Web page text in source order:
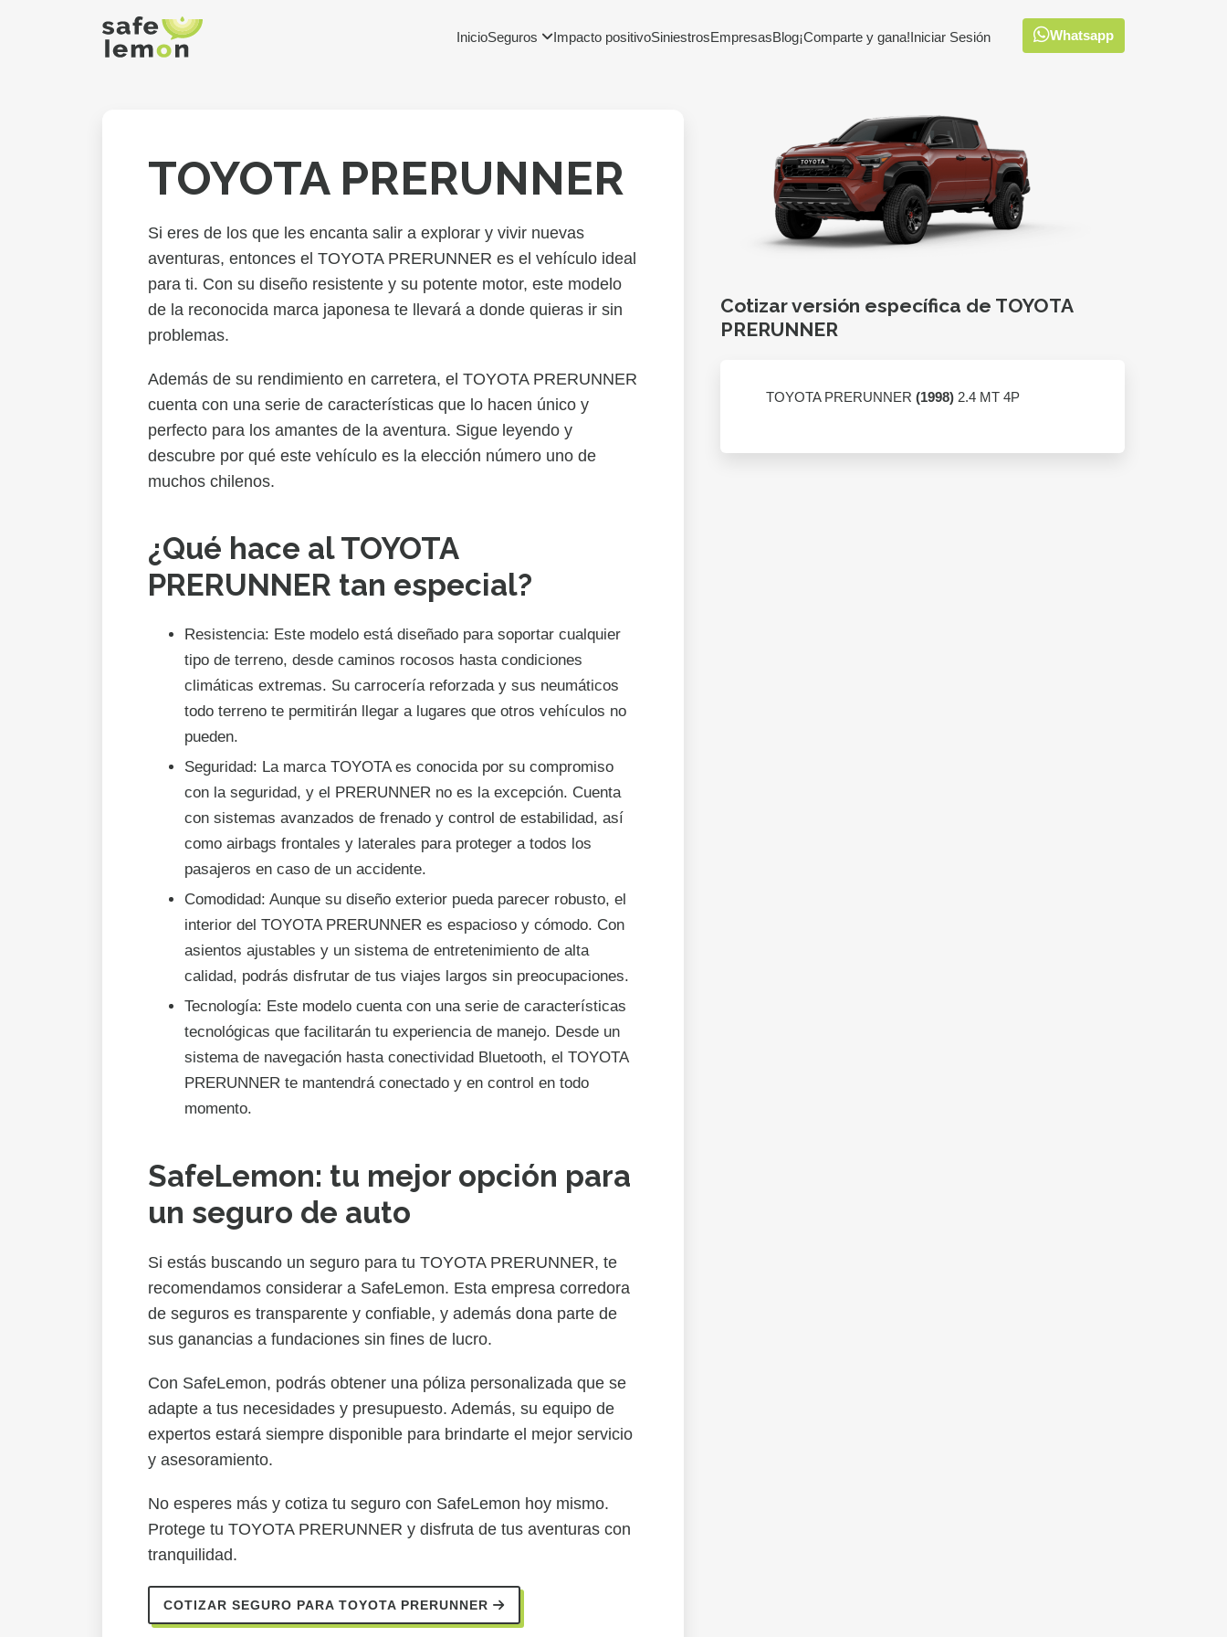
InicioSeguros Impacto positivoSiniestrosEmpresasBlog¡Comparte y gana!Iniciar Sesión Whatsapp
TOYOTA PRERUNNER
Si eres de los que les encanta salir a explorar y vivir nuevas
aventuras, entonces el TOYOTA PRERUNNER es el vehículo ideal
para ti. Con su diseño resistente y su potente motor, este modelo
de la reconocida marca japonesa te llevará a donde quieras ir sin
problemas.
Además de su rendimiento en carretera, el TOYOTA PRERUNNER
cuenta con una serie de características que lo hacen único y
perfecto para los amantes de la aventura. Sigue leyendo y
descubre por qué este vehículo es la elección número uno de
muchos chilenos.
¿Qué hace al TOYOTA
PRERUNNER tan especial?
Resistencia: Este modelo está diseñado para soportar cualquier
tipo de terreno, desde caminos rocosos hasta condiciones
climáticas extremas. Su carrocería reforzada y sus neumáticos
todo terreno te permitirán llegar a lugares que otros vehículos no
pueden.
Seguridad: La marca TOYOTA es conocida por su compromiso
con la seguridad, y el PRERUNNER no es la excepción. Cuenta
con sistemas avanzados de frenado y control de estabilidad, así
como airbags frontales y laterales para proteger a todos los
pasajeros en caso de un accidente.
Comodidad: Aunque su diseño exterior pueda parecer robusto, el
interior del TOYOTA PRERUNNER es espacioso y cómodo. Con
asientos ajustables y un sistema de entretenimiento de alta
calidad, podrás disfrutar de tus viajes largos sin preocupaciones.
Tecnología: Este modelo cuenta con una serie de características
tecnológicas que facilitarán tu experiencia de manejo. Desde un
sistema de navegación hasta conectividad Bluetooth, el TOYOTA
PRERUNNER te mantendrá conectado y en control en todo
momento.
SafeLemon: tu mejor opción para
un seguro de auto
Si estás buscando un seguro para tu TOYOTA PRERUNNER, te
recomendamos considerar a SafeLemon. Esta empresa corredora
de seguros es transparente y confiable, y además dona parte de
sus ganancias a fundaciones sin fines de lucro.
Con SafeLemon, podrás obtener una póliza personalizada que se
adapte a tus necesidades y presupuesto. Además, su equipo de
expertos estará siempre disponible para brindarte el mejor servicio
y asesoramiento.
No esperes más y cotiza tu seguro con SafeLemon hoy mismo.
Protege tu TOYOTA PRERUNNER y disfruta de tus aventuras con
tranquilidad.
COTIZAR SEGURO PARA TOYOTA PRERUNNER
Cotizar versión específica de TOYOTA
PRERUNNER
TOYOTA PRERUNNER (1998) 2.4 MT 4P